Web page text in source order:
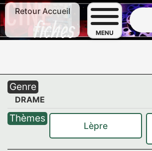
Retour Accueil
MENU
Genre
DRAME
Thèmes
Lèpre